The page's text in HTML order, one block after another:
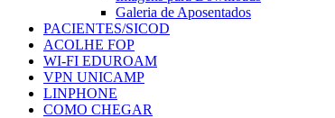
Galeria de Aposentados
PACIENTES/SICOD
ACOLHE FOP
WI-FI EDUROAM
VPN UNICAMP
LINPHONE
COMO CHEGAR